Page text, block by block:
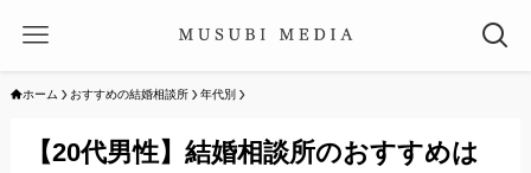
ホーム おすすめの結婚相談所 年代別
【20代男性】結婚相談所のおすすめは